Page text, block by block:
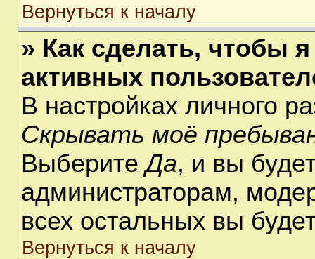
Вернуться к началу
» Как сделать, чтобы
активных
В настройках личного
Скрывать моё
ВыберитеДа, и вы
администраторам,
всех остальных вы
Вернуться к началу